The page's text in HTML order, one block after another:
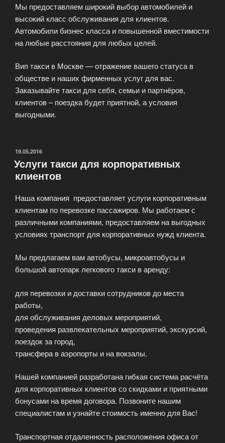
Мы предоставляем широкий выбор автомобилей и
высокий класс обслуживания для клиентов.
Автомобили бизнес класса и повышенной вместимости
на любые расстояния для любых целей.
Вип такси в Москве — отражение вашего статуса в
обществе и наших фирменных услуг для вас.
Заказывайте такси для себя, семьи и партнёров,
клиентов – поездка будет приятной, а условия
выгодными.
ОПУБЛИКОВАНО
19.05.2016
Услуги такси для корпоративных
клиентов
Наша компания предоставляет услуги корпоративным
клиентам по перевозке пассажиров. Мы работаем с
различными компаниями, предоставляем на выгодных
условиях транспорт для корпоративных нужд клиента.
Мы предлагаем вам автобусы, микроавтобусы и
большой автопарк легкового такси в аренду:
для перевозки и доставки сотрудников до места
работы,
для обслуживания деловых мероприятий,
проведения развлекательных мероприятий, экскурсий,
поездок за город,
трансфера в аэропорты и на вокзалы.
Нашей компанией разработана гибкая система расчёта
для корпоративных клиентов со скидками и приятными
бонусами на время договора. Позвоните нашим
специалистам и узнайте стоимость именно для Вас!
Транспортная отдаленность расположения офиса от